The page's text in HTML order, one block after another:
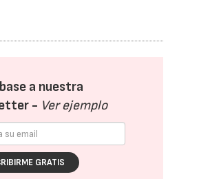
a nuestra
- Ver ejemplo
GRATIS